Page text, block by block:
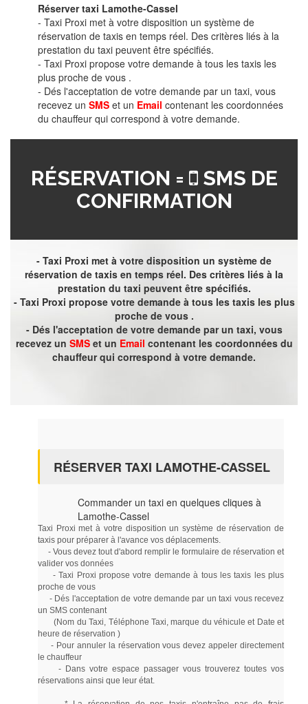
Réserver taxi Lamothe-Cassel
- Taxi Proxi met à votre disposition un système de
réservation de taxis en temps réel. Des critères liés à la
prestation du taxi peuvent être spécifiés.
- Taxi Proxi propose votre demande à tous les taxis les
plus proche de vous .
- Dés l'acceptation de votre demande par un taxi, vous
recevez un SMS et un Email contenant les coordonnées
du chauffeur qui correspond à votre demande.
RÉSERVATION =
SMS DE
CONFIRMATION
- Taxi Proxi met à votre disposition un système de
réservation de taxis en temps réel. Des critères liés à la
prestation du taxi peuvent être spécifiés.
- Taxi Proxi propose votre demande à tous les taxis les plus
proche de vous .
- Dés l'acceptation de votre demande par un taxi, vous
recevez un SMSet un Email contenant les coordonnées du
chauffeur qui correspond à votre demande.
RÉSERVER TAXI LAMOTHE-CASSEL
Commander un taxi en quelques cliques à
Lamothe-Cassel
Taxi Proxi met à votre disposition un système de réservation de
taxis pour préparer à l'avance vos déplacements.
- Vous devez tout d'abord remplir le formulaire de réservation et
valider vos données
- Taxi Proxi propose votre demande à tous les taxis les plus
proche de vous
- Dés l'acceptation de votre demande par un taxi vous recevez
un SMS contenant
(Nom du Taxi, Téléphone Taxi, marque du véhicule et Date et
heure de réservation )
- Pour annuler la réservation vous devez appeler directement
le chauffeur
- Dans votre espace passager vous trouverez toutes vos
réservations ainsi que leur état.